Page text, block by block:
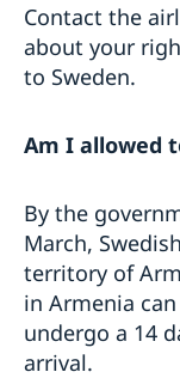
Contact the
about your
to Sweden.
Am I allowed
By the
March,
territory of
in Armenia
undergo a 14
arrival.